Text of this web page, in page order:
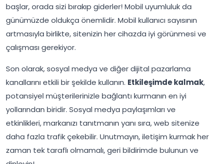
başlar, orada sizi bırakıp giderler! Mobil uyumluluk da
günümüzde oldukça önemlidir. Mobil kullanıcı sayısının
artmasıyla birlikte, sitenizin her cihazda iyi görünmesi ve
çalışması gerekiyor.
Son olarak, sosyal medya ve diğer dijital pazarlama
kanallarını etkili bir şekilde kullanın. Etkileşimde kalmak,
potansiyel müşterilerinizle bağlantı kurmanın en iyi
yollarından biridir. Sosyal medya paylaşımları ve
etkinlikleri, markanızı tanıtmanın yanı sıra, web sitenize
daha fazla trafik çekebilir. Unutmayın, iletişim kurmak her
zaman tek taraflı olmamalı, geri bildirimde bulunun ve